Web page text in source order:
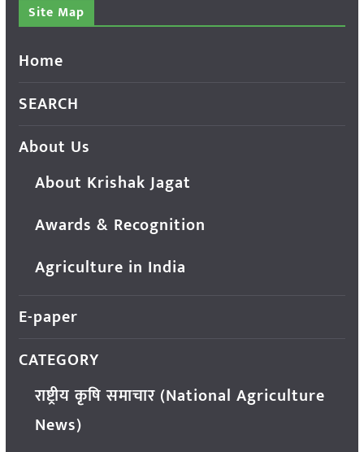
Site Map
Home
SEARCH
About Us
About Krishak Jagat
Awards & Recognition
Agriculture in India
E-paper
CATEGORY
राष्ट्रीय कृषि समाचार (National Agriculture
News)